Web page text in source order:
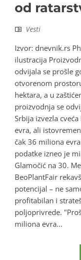
od
Vesti
Izvor: dnevnik.rs
ilustracija
odvijala se prošle
otvorenom
hektara, a u
proizvodnja se
Srbija izvezla
evra, ali
čak 36 miliona
podatke izneo je
Glamočić na 30.
BeoPlantFair
potencijal – ne
profitabilan i
poljoprivrede.
miliona evra...